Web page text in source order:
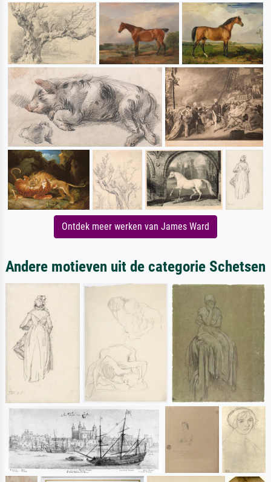
Ontdek meer werken van James Ward
Andere motieven uit de categorie Schetsen